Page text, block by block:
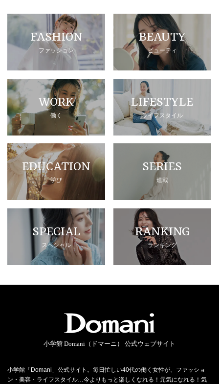
FASHION
ファッション
BEAUTY
ビューティ
WORK
働く
LIFESTYLE
ライフスタイル
EDUCATION
学び
SERIES
連載
SPECIAL
スペシャル
RANKING
ランキング
小学館 Domani（ドマーニ） 公式ウェブサイト
小学館「Domani」公式サイト。毎日忙しい40代の働く女性が、ファッショ
ン・美容・ライフスタイル…今よりもっと楽しくなれる！元気になれる！気